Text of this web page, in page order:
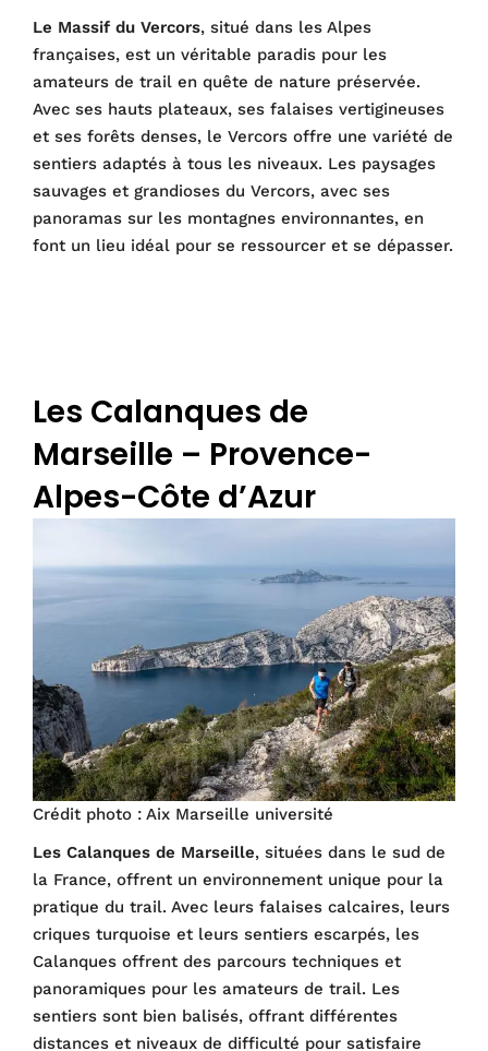
Le Massif du Vercors, situé dans les Alpes
françaises, est un véritable paradis pour les
amateurs de trail en quête de nature préservée.
Avec ses hauts plateaux, ses falaises vertigineuses
et ses forêts denses, le Vercors offre une variété de
sentiers adaptés à tous les niveaux. Les paysages
sauvages et grandioses du Vercors, avec ses
panoramas sur les montagnes environnantes, en
font un lieu idéal pour se ressourcer et se dépasser.
Les Calanques de
Marseille – Provence-
Alpes-Côte d’Azur
Crédit photo : Aix Marseille université
Les Calanques de Marseille, situées dans le sud de
la France, offrent un environnement unique pour la
pratique du trail. Avec leurs falaises calcaires, leurs
criques turquoise et leurs sentiers escarpés, les
Calanques offrent des parcours techniques et
panoramiques pour les amateurs de trail. Les
sentiers sont bien balisés, offrant différentes
distances et niveaux de difficulté pour satisfaire